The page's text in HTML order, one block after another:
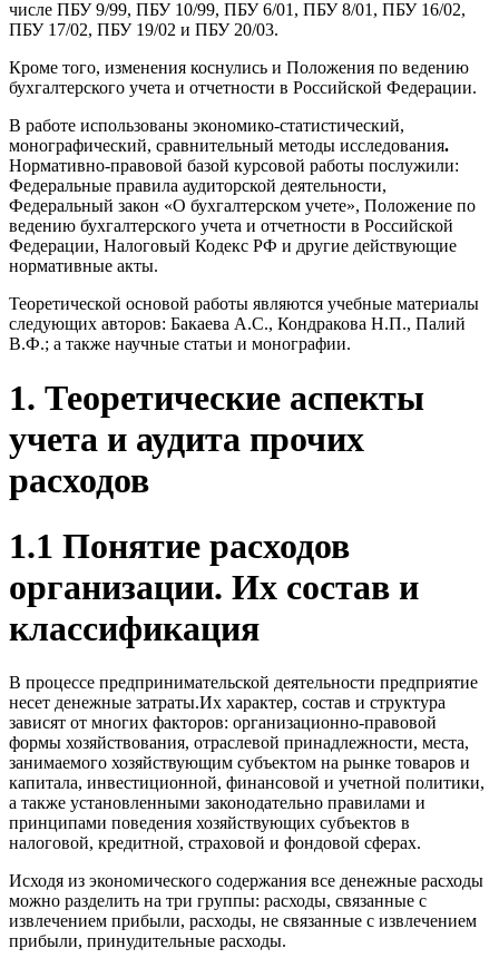
числе ПБУ 9/99, ПБУ 10/99, ПБУ 6/01, ПБУ 8/01, ПБУ 16/02,
ПБУ 17/02, ПБУ 19/02 и ПБУ 20/03.
Кроме того, изменения коснулись и Положения по ведению
бухгалтерского учета и отчетности в Российской Федерации.
В работе использованы экономико-статистический,
монографический, сравнительный методы исследования.
Нормативно-правовой базой курсовой работы послужили:
Федеральные правила аудиторской деятельности,
Федеральный закон «О бухгалтерском учете», Положение по
ведению бухгалтерского учета и отчетности в Российской
Федерации, Налоговый Кодекс РФ и другие действующие
нормативные акты.
Теоретической основой работы являются учебные материалы
следующих авторов: Бакаева А.С., Кондракова Н.П., Палий
В.Ф.; а также научные статьи и монографии.
1. Теоретические аспекты
учета и аудита прочих
расходов
1.1 Понятие расходов
организации. Их состав и
классификация
В процессе предпринимательской деятельности предприятие
несет денежные затраты.Их характер, состав и структура
зависят от многих факторов: организационно-правовой
формы хозяйствования, отраслевой принадлежности, места,
занимаемого хозяйствующим субъектом на рынке товаров и
капитала, инвестиционной, финансовой и учетной политики,
а также установленными законодательно правилами и
принципами поведения хозяйствующих субъектов в
налоговой, кредитной, страховой и фондовой сферах.
Исходя из экономического содержания все денежные расходы
можно разделить на три группы: расходы, связанные с
извлечением прибыли, расходы, не связанные с извлечением
прибыли, принудительные расходы.